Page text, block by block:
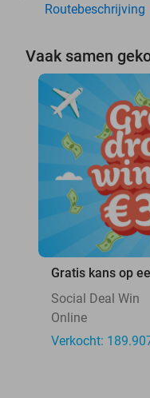
Routebeschrijving
Vaak samen
Gratis kans op
Social Deal Win
Online
Verkocht: